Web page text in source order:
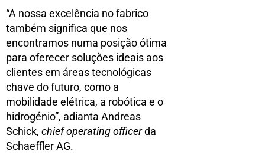
“A nossa excelência no fabrico
também significa que nos
encontramos numa posição ótima
para oferecer soluções ideais aos
clientes em áreas tecnológicas
chave do futuro, como a
mobilidade elétrica, a robótica e o
hidrogénio”, adianta Andreas
Schick, chief operating officerda
Schaeffler AG.